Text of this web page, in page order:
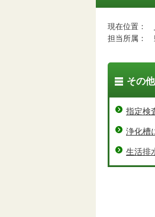
トップペ
現在位置：
担当所属：
その他
指定検
浄化槽
生活排